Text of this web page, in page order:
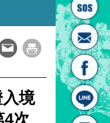
境
4次